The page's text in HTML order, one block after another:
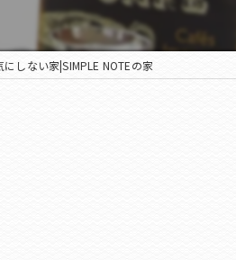
にしない家|SIMPLE NOTEの家